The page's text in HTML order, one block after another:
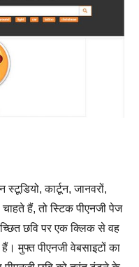
स्टूडियो, कार्टून, जानवरों,
हैं, तो स्टिक पीएनजी पेज
छवि पर एक क्लिक से वह
हैं। मुफ्त पीएनजी वेबसाइटों का